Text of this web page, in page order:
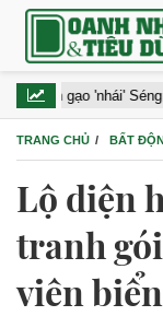
'nhái' Séng Cù
TRANG CHỦ BẤT
Lộ diện
tranh
viên